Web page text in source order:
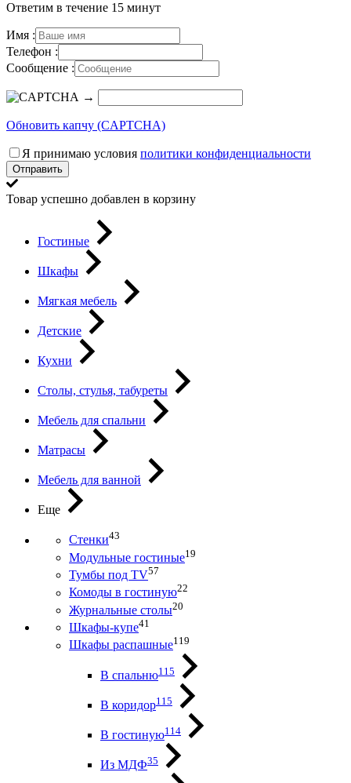
Ответим в течение 15 минут
Имя :
Телефон :
Сообщение :
→
Обновить капчу (CAPTCHA)
Я принимаю условия политики конфиденциальности
Отправить
Товар успешно добавлен в корзину
Гостиные
Шкафы
Мягкая мебель
Детские
Кухни
Столы, стулья, табуреты
Мебель для спальни
Матрасы
Мебель для ванной
Еще
Стенки43
Модульные гостиные19
Тумбы под ТV57
Комоды в гостиную22
Журнальные столы20
Шкафы-купе41
Шкафы распашные119
В спальню115
В коридор115
В гостиную114
Из МДФ35